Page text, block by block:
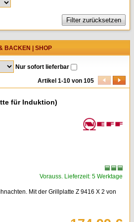
BACKEN | SHOP
Nur sofort lieferbar
Artikel 1-10 von 105
für Induktion)
Vorauss. Lieferzeit: 5 Werktage
Mit der Grillplatte Z 9416 X 2 von